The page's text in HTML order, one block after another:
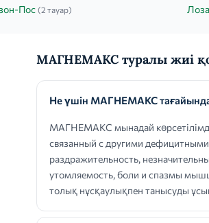
Пос (2 тауар)
МАГНЕМАКС туралы жиі
Не үшін МАГНЕМАКС
МАГНЕМАКС мынадай
связанный с другими
раздражительность,
утомляемость, боли и спазмы
толық нұсқаулықпен танысуды